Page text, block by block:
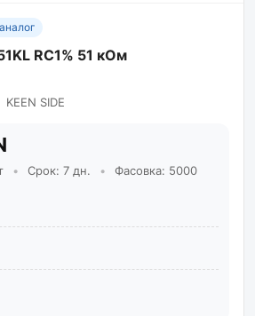
RC1% 51 кОм
KEEN SIDE
• Срок: 7 дн. •
Фасовка: 5000